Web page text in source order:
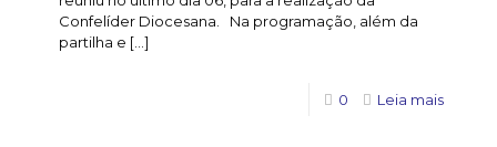
Confelíder Diocesana. Na programação, além da
partilha e […]
0 Leia mais